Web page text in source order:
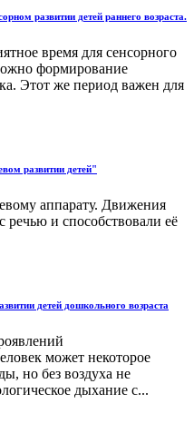
развитии детей раннего возраста.
время для сенсорного
формирование
Этот же период важен для
развитии детей"
аппарату. Движения
речью и способствовали её
детей дошкольного возраста
может некоторое
но без воздуха не
дыхание с...